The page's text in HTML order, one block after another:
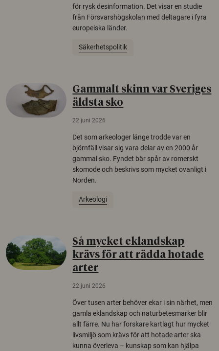
för rysk desinformation. Det visar en studie
från Försvarshögskolan med deltagare i fyra
europeiska länder.
Säkerhetspolitik
Gammalt skinn var Sveriges
äldsta sko
22 juni 2026
Det som arkeologer länge trodde var en
björnfäll visar sig vara delar av en 2000 år
gammal sko. Fyndet bär spår av romerskt
skomode och beskrivs som mycket ovanligt i
Norden.
Arkeologi
Så mycket eklandskap
krävs för att rädda hotade
arter
22 juni 2026
Över tusen arter behöver ekar i sin närhet, men
gamla eklandskap och naturbetesmarker blir
allt färre. Nu har forskare kartlagt hur mycket
livsmiljö som krävs för att hotade arter ska
kunna överleva – kunskap som kan hjälpa